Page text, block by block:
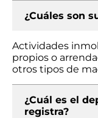
¿Cuáles son
Actividades
propios o
otros tipos de
¿Cuál es el
registra?